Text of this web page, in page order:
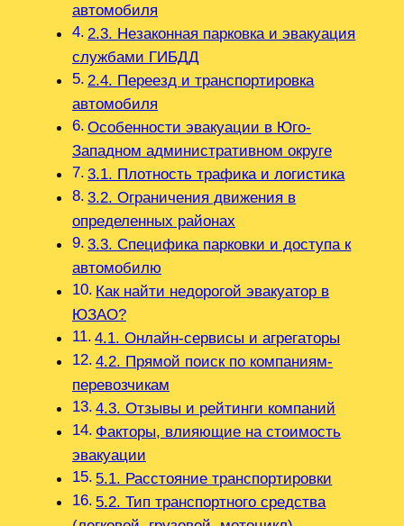
автомобиля
2.3. Незаконная парковка и эвакуация
службами ГИБДД
2.4. Переезд и транспортировка
автомобиля
Особенности эвакуации в Юго-
Западном административном округе
3.1. Плотность трафика и логистика
3.2. Ограничения движения в
определенных районах
3.3. Специфика парковки и доступа к
автомобилю
Как найти недорогой эвакуатор в
ЮЗАО?
4.1. Онлайн-сервисы и агрегаторы
4.2. Прямой поиск по компаниям-
перевозчикам
4.3. Отзывы и рейтинги компаний
Факторы, влияющие на стоимость
эвакуации
5.1. Расстояние транспортировки
5.2. Тип транспортного средства